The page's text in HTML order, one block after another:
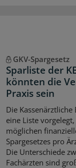
GKV-Spargesetz
Sparliste der
könnten die
Praxis sein
Die
eine Liste
möglichen
Spargesetzes pro
Die Unterschiede
Fachärzten sind